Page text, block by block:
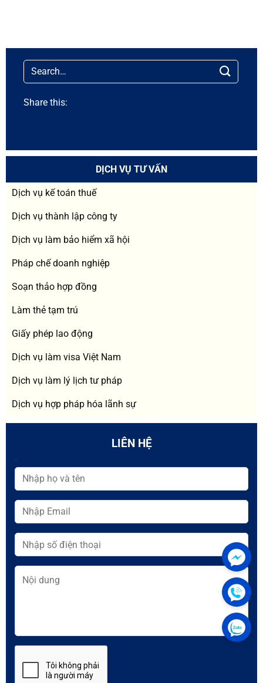
Share this:
DỊCH VỤ TƯ VẤN
Dịch vụ kế toán thuế
Dịch vụ thành lập công ty
Dịch vụ làm bảo hiểm xã hội
Pháp chế doanh nghiệp
Soạn thảo hợp đồng
Làm thẻ tạm trú
Giấy phép lao động
Dịch vụ làm visa Việt Nam
Dịch vụ làm lý lịch tư pháp
Dịch vụ hợp pháp hóa lãnh sự
LIÊN HỆ
-